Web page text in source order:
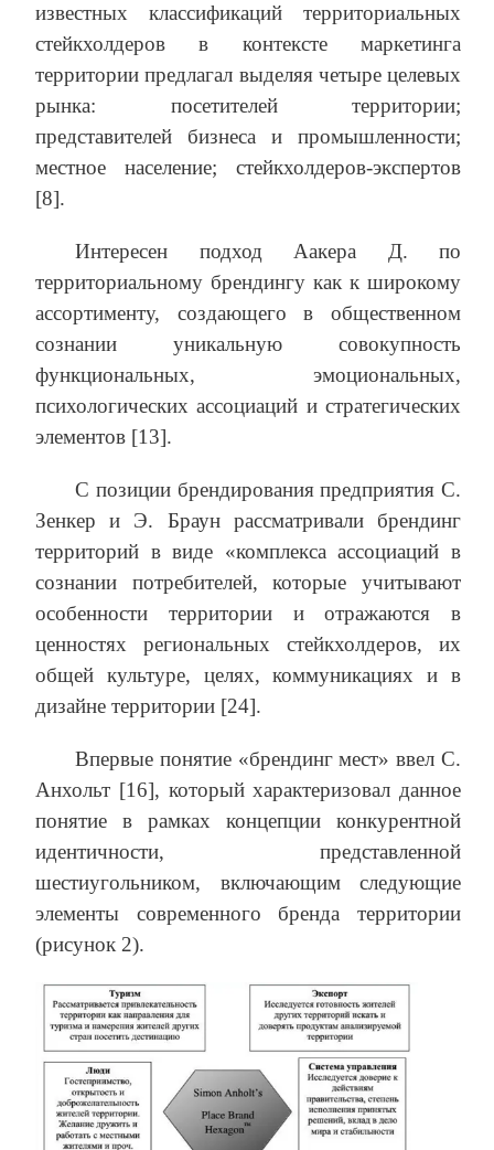
известных классификаций территориальных
стейкхолдеров в контексте маркетинга
территории предлагал выделяя четыре целевых
рынка: посетителей территории;
представителей бизнеса и промышленности;
местное население; стейкхолдеров-экспертов
[8].
Интересен подход Аакера Д. по
территориальному брендингу как к широкому
ассортименту, создающего в общественном
сознании уникальную совокупность
функциональных, эмоциональных,
психологических ассоциаций и стратегических
элементов [13].
С позиции брендирования предприятия С.
Зенкер и Э. Браун рассматривали брендинг
территорий в виде «комплекса ассоциаций в
сознании потребителей, которые учитывают
особенности территории и отражаются в
ценностях региональных стейкхолдеров, их
общей культуре, целях, коммуникациях и в
дизайне территории [24].
Впервые понятие «брендинг мест» ввел С.
Анхольт [16], который характеризовал данное
понятие в рамках концепции конкурентной
идентичности, представленной
шестиугольником, включающим следующие
элементы современного бренда территории
(рисунок 2).